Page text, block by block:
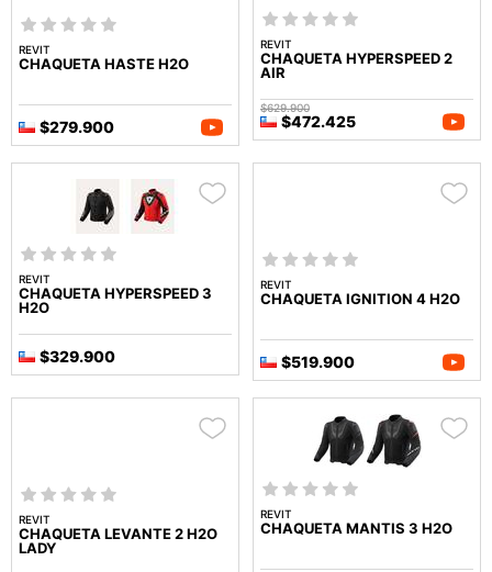
REVIT
CHAQUETA HASTE H2O
$279.900
REVIT
CHAQUETA HYPERSPEED 2
AIR
$472.425
$629.900
REVIT
CHAQUETA HYPERSPEED 3
H2O
$329.900
REVIT
CHAQUETA IGNITION 4 H2O
$519.900
REVIT
CHAQUETA LEVANTE 2 H2O
LADY
REVIT
CHAQUETA MANTIS 3 H2O